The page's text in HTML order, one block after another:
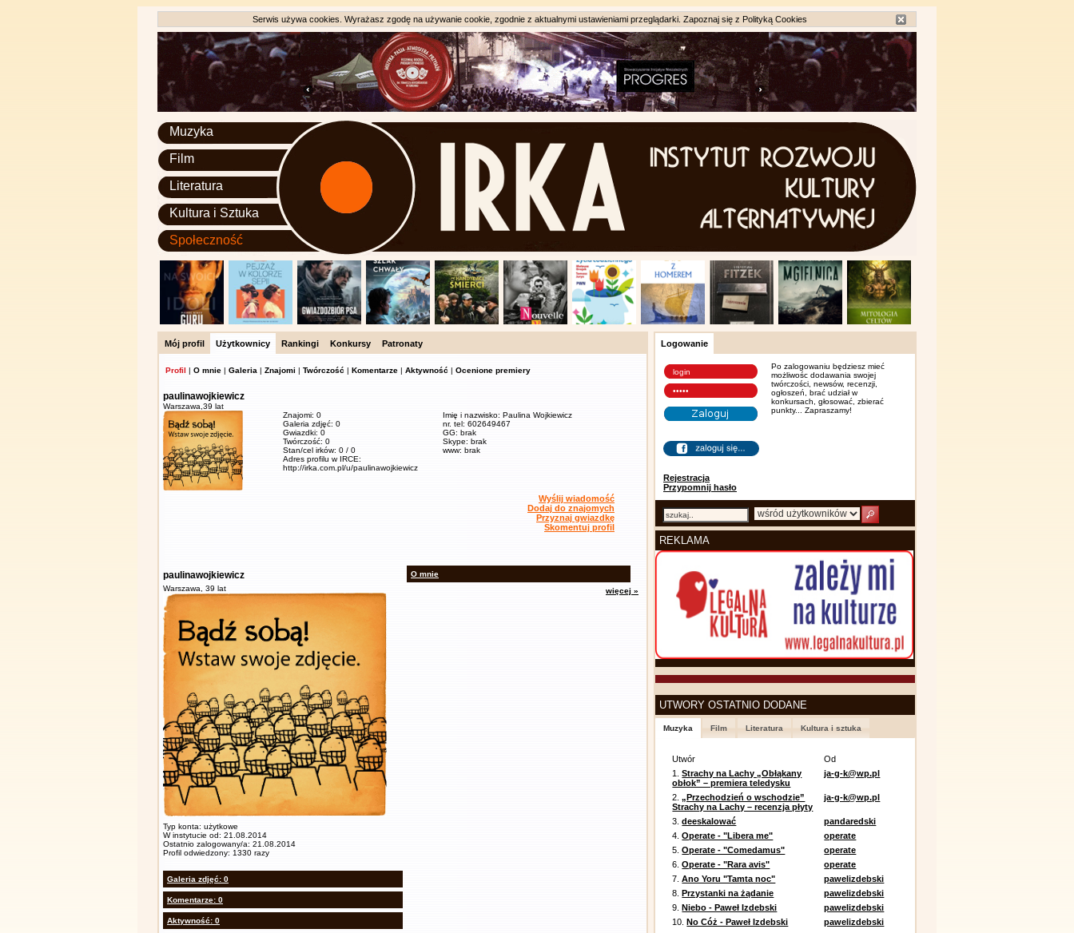
Serwis używa cookies. Wyrażasz zgodę na używanie cookie, zgodnie z aktualnymi ustawieniami przeglądarki. Zapoznaj się z Polityką Cookies
Muzyka
Film
Literatura
Kultura i Sztuka
Społeczność
Mój profil Użytkownicy Rankingi Konkursy Patronaty
Profil | O mnie | Galeria | Znajomi | Twórczość | Komentarze | Aktywność | Ocenione premiery
paulinawojkiewicz
Warszawa, 39 lat
Znajomi: 0
Galeria zdjęć: 0
Gwiazdki: 0
Twórczość: 0
Stan/cel irków: 0 / 0
Adres profilu w IRCE:
http://irka.com.pl/u/paulinawojkiewicz
Imię i nazwisko: Paulina Wojkiewicz
nr. tel: 602649467
GG: brak
Skype: brak
www: brak
Wyślij wiadomość
Dodaj do znajomych
Przyznaj gwiazdkę
Skomentuj profil
paulinawojkiewicz
Warszawa, 39 lat
Typ konta: użytkowe
W instytucie od: 21.08.2014
Ostatnio zalogowany/a: 21.08.2014
Profil odwiedzony: 1330 razy
Galeria zdjęć: 0
Komentarze: 0
Aktywność: 0
O mnie
więcej »
Logowanie
Rejestracja
Przypomnij hasło
Po zalogowaniu będziesz mieć
możliwośc dodawania swojej
twórczości, newsów, recenzji,
ogłoszeń, brać udział w
konkursach, głosować, zbierać
punkty... Zapraszamy!
REKLAMA
UTWORY OSTATNIO DODANE
Muzyka Film Literatura Kultura i sztuka
Utwór
Od
1.Strachy na Lachy „Obłąkany
obłok” – premiera teledysku
ja-g-k@wp.pl
2.„Przechodzień o wschodzie”
Strachy na Lachy – recenzja płyty
ja-g-k@wp.pl
3.deeskalować
pandaredski
4.Operate - "Libera me"
operate
5.Operate - "Comedamus"
operate
6.Operate - "Rara avis"
operate
7.Ano Yoru "Tamta noc"
pawelizdebski
8.Przystanki na żądanie
pawelizdebski
9.Niebo - Paweł Izdebski
pawelizdebski
10.No Cóż - Paweł Izdebski pawelizdebski